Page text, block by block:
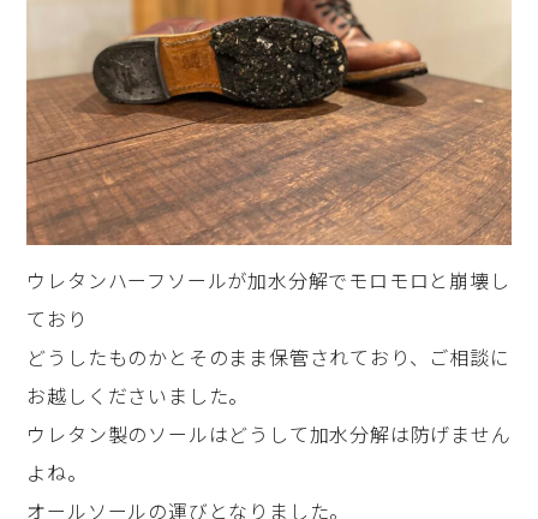
ウレタンハーフソールが加水分解でモロモロと崩壊し
ており
どうしたものかとそのまま保管されており、ご相談に
お越しくださいました。
ウレタン製のソールはどうして加水分解は防げません
よね。
オールソールの運びとなりました。